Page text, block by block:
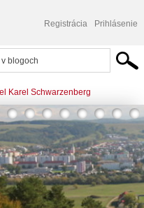
Registrácia Prihlásenie
Karel Schwarzenberg